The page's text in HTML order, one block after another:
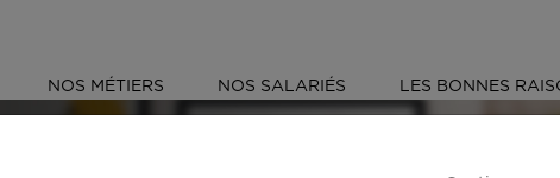
NOS MÉTIERS NOS SALARIÉS LES BONNES